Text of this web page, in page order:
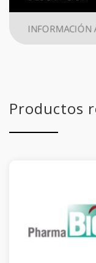
INFORMACIÓN
Productos